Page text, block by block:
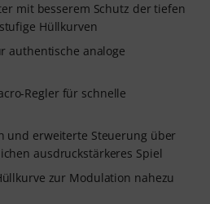
erforderlich. Der
automatisch. Bitte
nur in englisch verfügbar
mit besserem Schutz der tiefen
Hüllkurven
authentische analoge
Regler für schnelle
und erweiterte Steuerung über
ausdruckstärkeres Spiel
zur Modulation nahezu